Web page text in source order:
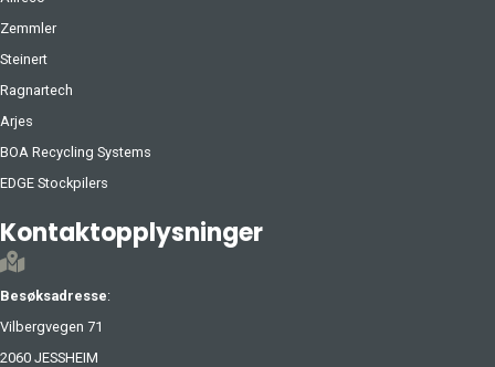
Zemmler
Steinert
Ragnartech
Arjes
BOA Recycling Systems
EDGE Stockpilers
Kontaktopplysninger
Besøksadresse:
Vilbergvegen 71
2060 JESSHEIM